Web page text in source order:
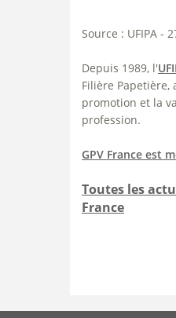
Source : UFIPA -
Depuis 1989, l'
Filière Papetière,
promotion et la
profession.
GPV France est
Toutes les
France